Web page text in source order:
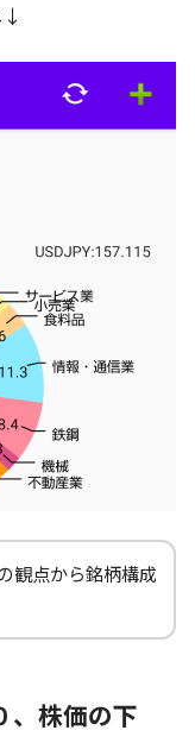
↓
観点から銘柄構成
、株価の下